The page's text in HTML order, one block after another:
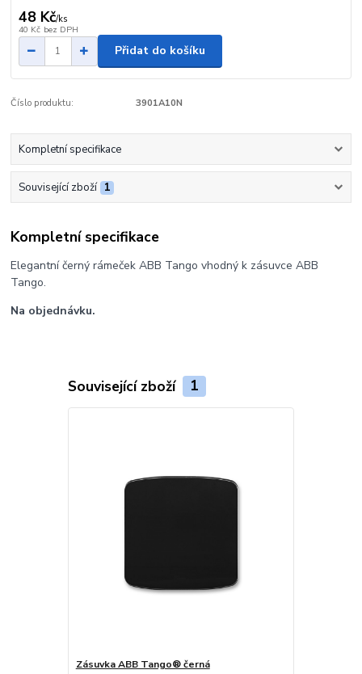
48 Kč/ks
40 Kč bez DPH
Přidat do košíku
Číslo produktu: 3901A10N
Kompletní specifikace
Související zboží 1
Kompletní specifikace
Elegantní černý rámeček ABB Tango vhodný k zásuvce ABB
Tango.
Na objednávku.
Související zboží 1
Zásuvka ABB Tango® černá